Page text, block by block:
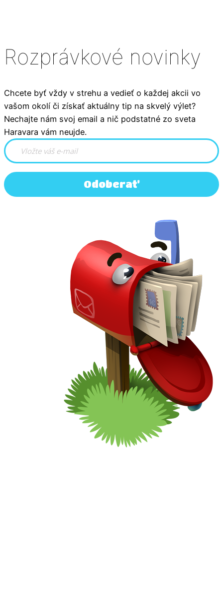
Rozprávkové novinky
Chcete byť vždy v strehu a vedieť o každej akcii vo
vašom okolí či získať aktuálny tip na skvelý výlet?
Nechajte nám svoj email a nič podstatné zo sveta
Haravara vám neujde.
Odoberať